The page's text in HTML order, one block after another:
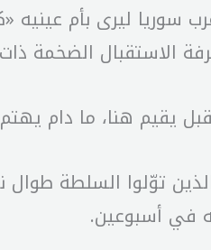
سوريا ليرى بأم
الاستقبال الضخمة
يقيم هنا، ما دام يهتم
توّلوا السلطة
في أسبوعين.